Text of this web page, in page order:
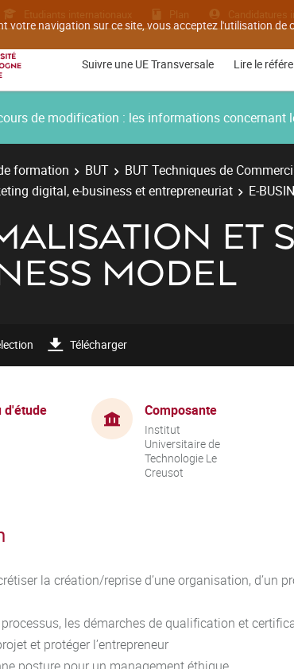
votre navigation sur ce site, vous acceptez l'utilisation
Etudiants internationaux Plan Candidatures
Suivre une UE Transversale Lire le
de modification : les informations concernant
formation BUT
BUT Techniques de
digital, e-business et entrepreneuriat
E-
ET
MODEL
Télécharger
d'étude Composante
Institut
Universitaire de
Technologie Le
Creusot
la création/reprise d’une organisation, d’un
les démarches de qualification et
et protéger l’entrepreneur